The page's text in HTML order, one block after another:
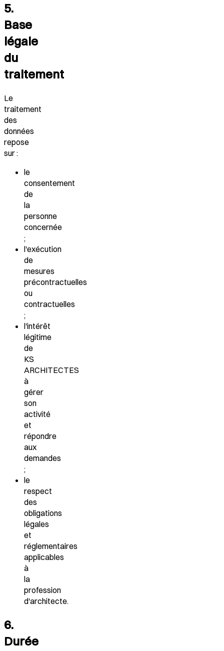
5.
Base
légale
du
traitement
Le
traitement
des
données
repose
sur :
le
consentement
de
la
personne
concernée
;
l'exécution
de
mesures
précontractuelles
ou
contractuelles
;
l'intérêt
légitime
de
KS
ARCHITECTES
à
gérer
son
activité
et
répondre
aux
demandes
;
le
respect
des
obligations
légales
et
réglementaires
applicables
à
la
profession
d'architecte.
6.
Durée